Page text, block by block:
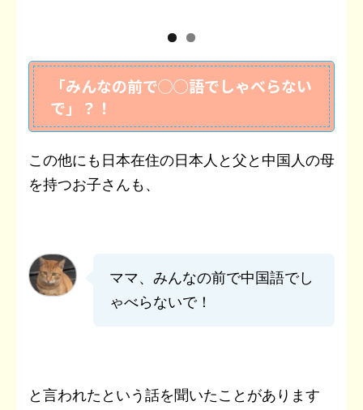
「みんなの前で◯◯語でしゃべらない
で」？！
この他にも日本在住の日本人と父と中国人の母
を持つお子さんも、
ママ、みんなの前で中国語でし
ゃべらないで！
と言われたという話を聞いたことがあります